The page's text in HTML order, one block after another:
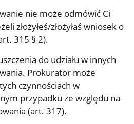
nie może odmówić Ci
złożyłeś/złożyłaś wniosek o
315 § 2).
do udziału w innych
Prokurator może
czynnościach w
przypadku ze względu na
(art. 317).